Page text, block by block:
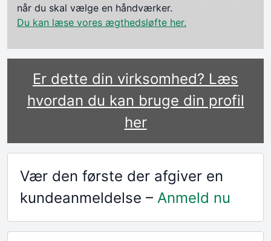
når du skal vælge en håndværker.
Du kan læse vores ægthedsløfte her.
Er dette din virksomhed? Læs
hvordan du kan bruge din profil
her
Vær den første der afgiver en
kundeanmeldelse – Anmeld nu